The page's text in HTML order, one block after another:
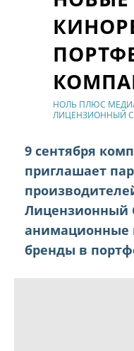
НОЛЬ ПЛЮС
ЛИЦЕНЗИОННЫЙ
9 сентября
приглашает
Лицензионный
анимационные
бренды в